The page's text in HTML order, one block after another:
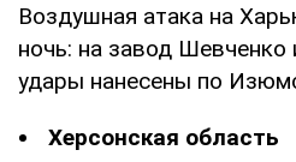
Воздушная атака на
ночь: на завод
удары нанесены по
Херсонская область